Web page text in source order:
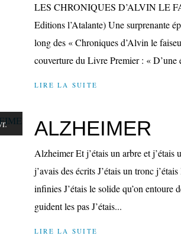
LES CHRONIQUES D’ALVIN LE
Editions l’Atalante) Une surprenante
long des « Chroniques d’Alvin le
couverture du Livre Premier : « D’une
LIRE LA SUITE
ALZHEIMER
Alzheimer Et j’étais un arbre et j’étais
j’avais des écrits J’étais un tronc
infinies J’étais le solide qu’on entoure
guident les pas J’étais...
LIRE LA SUITE